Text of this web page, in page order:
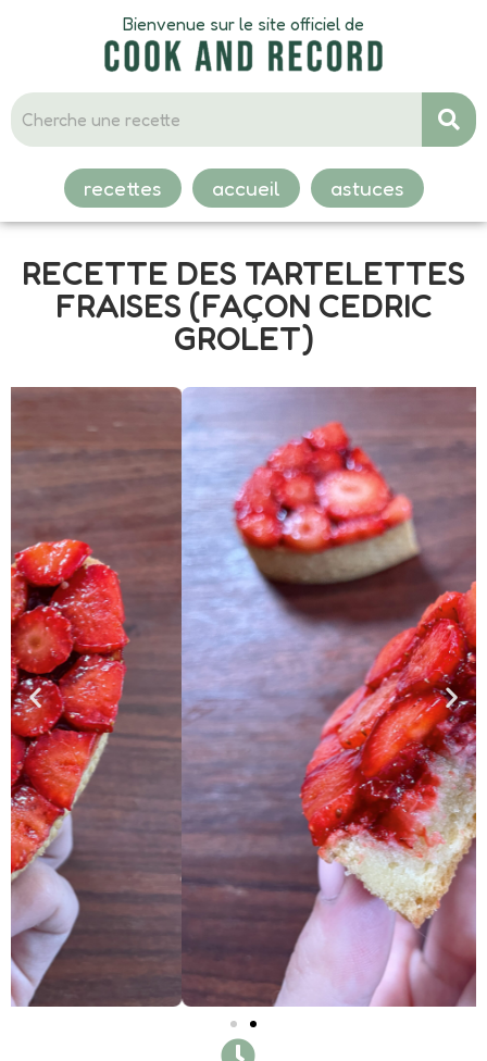
Bienvenue sur le site officiel de
recettes accueil astuces
RECETTE DES TARTELETTES
FRAISES (FAÇON CEDRIC
GROLET)